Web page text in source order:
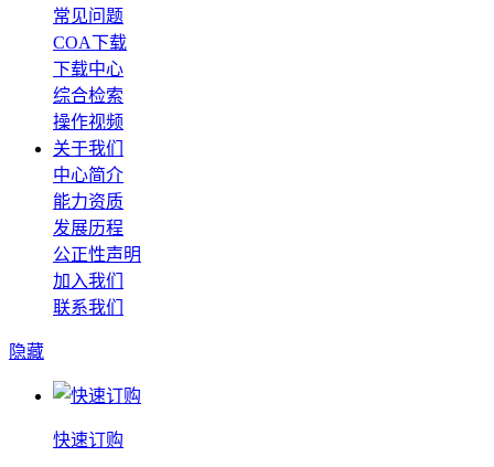
常见问题
COA下载
下载中心
综合检索
操作视频
关于我们
中心简介
能力资质
发展历程
公正性声明
加入我们
联系我们
隐藏
快速订购